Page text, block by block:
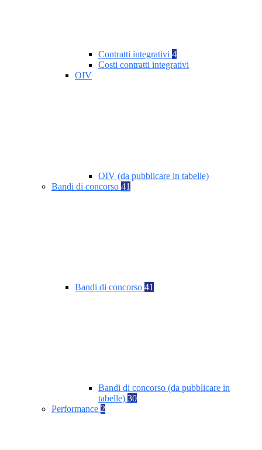
Contratti integrativi 4
Costi contratti integrativi
OIV
OIV (da pubblicare in tabelle)
Bandi di concorso 41
Bandi di concorso 41
Bandi di concorso (da pubblicare in
tabelle) 30
Performance 2